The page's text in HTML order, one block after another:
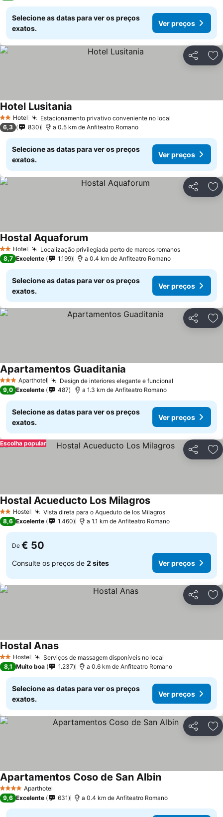
Selecione as datas para ver os preços
exatos.
Ver preços
Partilhar
2 Estrelas
Hotel Estacionamento privativo conveniente no local
Hotel Lusitania
6,3 830 a 0.5 km de Anfiteatro Romano
Selecione as datas para ver os preços
exatos.
Ver preços
Partilhar
2 Estrelas
Hotel Localização privilegiada perto de marcos romanosVer preços
Hostal Aquaforum
8,7 Excelente 1.199 a 0.4 km de Anfiteatro Romano
Selecione as datas para ver os preços
exatos.
Ver preços
Partilhar
3 EstrelasAparthotel Design de interiores elegante e funcional
Apartamentos Guaditania
9,0 Excelente 487 a 1.3 km de Anfiteatro Romano
Selecione as datas para ver os preços
exatos.
Ver preços
Partilhar
Escolha popular
2 Estrelas
Hostel Vista direta para o Aqueduto de los MilagrosVer preços
Hostal Acueducto Los MilagrosVer preços
8,6 Excelente 1.460 a 1.1 km de Anfiteatro Romano
De € 50
Consulte os preços de 2 sites Ver preços
Partilhar
2 Estrelas
Hostel Serviços de massagem disponíveis no local
Hostal AnasVer preços
8,1 Muito boa 1.237 a 0.6 km de Anfiteatro Romano
Selecione as datas para ver os preços
exatos.
Ver preços
Partilhar
4 EstrelasAparthotel
Apartamentos Coso de San AlbinVer preços
9,6 Excelente 631 a 0.4 km de Anfiteatro Romano